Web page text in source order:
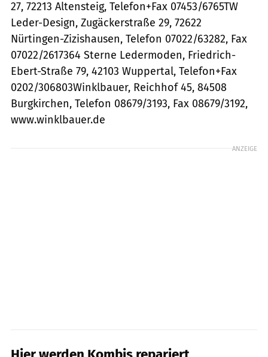
27, 72213 Altensteig, Telefon+Fax 07453/6765TW
Leder-Design, Zugäckerstraße 29, 72622
Nürtingen-Zizishausen, Telefon 07022/63282, Fax
07022/2617364 Sterne Ledermoden, Friedrich-
Ebert-Straße 79, 42103 Wuppertal, Telefon+Fax
0202/306803Winklbauer, Reichhof 45, 84508
Burgkirchen, Telefon 08679/3193, Fax 08679/3192,
www.winklbauer.de
ANZEIGE